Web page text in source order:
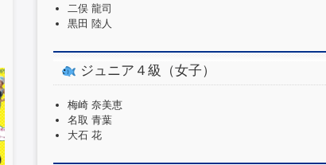
二俣 龍司
黒田 陸人
ジュニア４級（女子）
梅崎 奈美恵
名取 青葉
大石 花